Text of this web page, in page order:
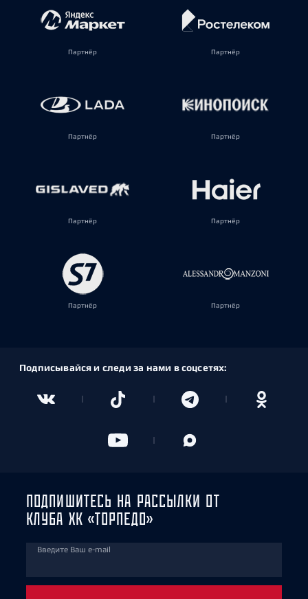
Партнёр Партнёр
Партнёр Партнёр
Партнёр Партнёр
Партнёр Партнёр
Подписывайся и следи за нами в соцсетях:
ПОДПИШИТЕСЬ НА РАССЫЛКИ ОТ
КЛУБА ХК «ТОРПЕДО»
Введите Ваш e-mail